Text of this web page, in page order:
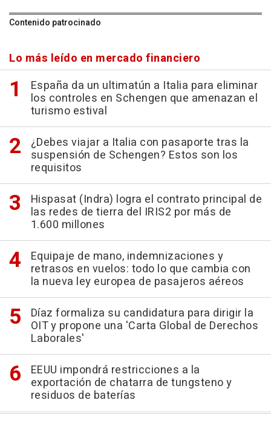
Contenido patrocinado
Lo más leído en mercado financiero
España da un ultimatún a Italia para eliminar
los controles en Schengen que amenazan el
turismo estival
¿Debes viajar a Italia con pasaporte tras la
suspensión de Schengen? Estos son los
requisitos
Hispasat (Indra) logra el contrato principal de
las redes de tierra del IRIS2 por más de
1.600 millones
Equipaje de mano, indemnizaciones y
retrasos en vuelos: todo lo que cambia con
la nueva ley europea de pasajeros aéreos
Díaz formaliza su candidatura para dirigir la
OIT y propone una 'Carta Global de Derechos
Laborales'
EEUU impondrá restricciones a la
exportación de chatarra de tungsteno y
residuos de baterías